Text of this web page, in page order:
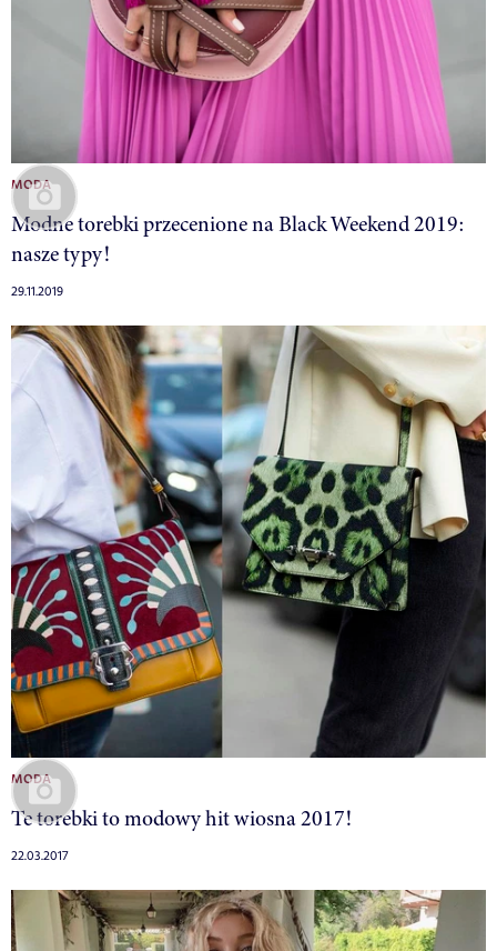
MODA
Modne torebki przecenione na Black Weekend 2019:
nasze typy!
29.11.2019
MODA
Te torebki to modowy hit wiosna 2017!
22.03.2017